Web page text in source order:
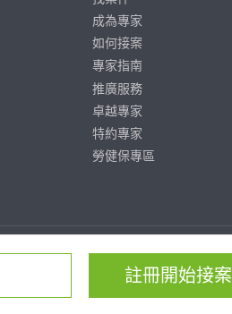
註冊開始接案
成為專家
如何接案
專家指南
推廣服務
卓越專家
特約專家
勞健保專區